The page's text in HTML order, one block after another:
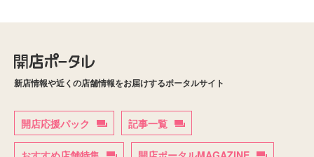
新店情報や近くの店舗情報をお届けするポータルサイト
開店応援パック 記事一覧